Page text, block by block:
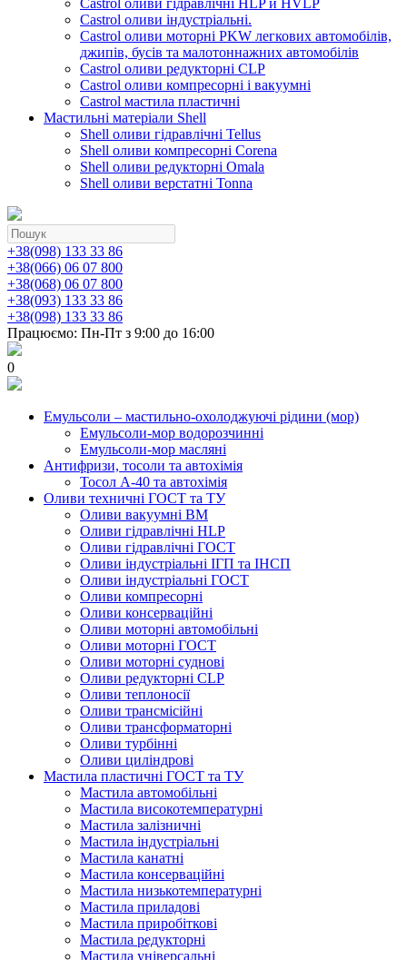
Castrol оливи гідравлічні HLP и HVLP
Castrol оливи індустріальні.
Castrol оливи моторні PKW легкових автомобілів,
джипів, бусів та малотоннажних автомобілів
Castrol оливи редукторні CLP
Castrol оливи компресорні і вакуумні
Castrol мастила пластичні
Мастильні матеріали Shell
Shell оливи гідравлічні Tellus
Shell оливи компресорні Corena
Shell оливи редукторні Omala
Shell оливи верстатні Tonna
+38(098) 133 33 86
+38(066) 06 07 800
+38(068) 06 07 800
+38(093) 133 33 86
+38(098) 133 33 86
Працюємо: Пн-Пт з 9:00 до 16:00
0
Емульсоли – мастильно-охолоджуючі рідини (мор)
Емульсоли-мор водорозчинні
Емульсоли-мор масляні
Антифризи, тосоли та автохімія
Тосол А-40 та автохімія
Оливи техничні ГОСТ та ТУ
Оливи вакуумні ВМ
Оливи гідравлічні HLP
Оливи гідравлічні ГОСТ
Оливи індустріальні ІГП та ІНСП
Оливи індустріальні ГОСТ
Оливи компресорні
Оливи консерваційні
Оливи моторні автомобільні
Оливи моторні ГОСТ
Оливи моторні суднові
Оливи редукторні CLP
Оливи теплоносії
Оливи трансмісійні
Оливи трансформаторні
Оливи турбінні
Оливи циліндрові
Мастила пластичні ГОСТ та ТУ
Мастила автомобільні
Мастила високотемпературні
Мастила залізничні
Мастила індустріальні
Мастила канатні
Мастила консерваційні
Мастила низькотемпературні
Мастила приладові
Мастила приробіткові
Мастила редукторні
Мастила універсальні